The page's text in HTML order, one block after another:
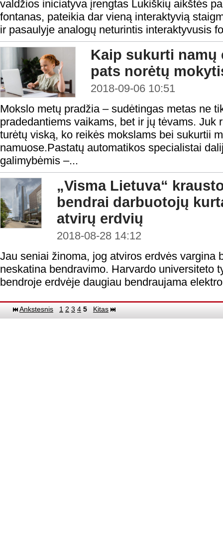
valdžios iniciatyva įrengtas Lukiškių aikštės
fontanas, pateikia dar vieną interaktyvią
ir pasaulyje analogų neturintis interaktyvusis
Kaip sukurti namų
pats norėtų
2018-09-06 10:51
Mokslo metų pradžia – sudėtingas metas ne
pradedantiems vaikams, bet ir jų tėvams. Juk
turėtų viską, ko reikės mokslams bei sukurtii
namuose.Pastatų automatikos specialistai
galimybėmis –...
„Visma Lietuva“
bendrai darbuotojų
atvirų erdvių
2018-08-28 14:12
Jau seniai žinoma, jog atviros erdvės vargina
neskatina bendravimo. Harvardo universiteto
bendroje erdvėje daugiau bendraujama
Ankstesnis 1 2 3 4 5 Kitas